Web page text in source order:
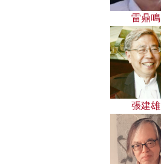
雷鼎鳴
張建雄